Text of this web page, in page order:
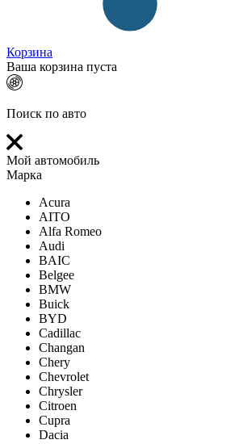
Корзина
Ваша корзина пуста
Поиск по авто
Мой автомобиль
Марка
Acura
AITO
Alfa Romeo
Audi
BAIC
Belgee
BMW
Buick
BYD
Cadillac
Changan
Chery
Chevrolet
Chrysler
Citroen
Cupra
Dacia